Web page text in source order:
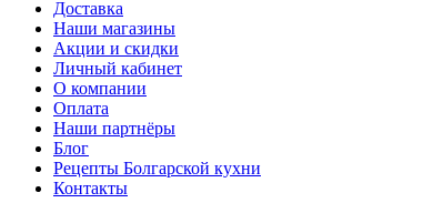
Доставка
Наши магазины
Акции и скидки
Личный кабинет
О компании
Оплата
Наши партнёры
Блог
Рецепты Болгарской кухни
Контакты